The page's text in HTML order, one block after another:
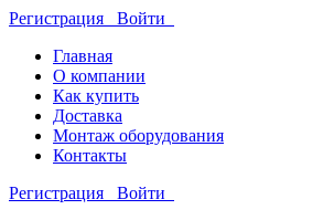
Регистрация Войти
Главная
О компании
Как купить
Доставка
Монтаж оборудования
Контакты
Регистрация Войти